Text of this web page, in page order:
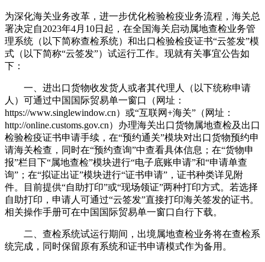
为深化海关业务改革，进一步优化检验检疫业务流程，海关总
署决定自2023年4月 10日起，在全国海关启动属地查检业务管
理系统（以下简称查检系统）和出口检验检疫证书“云签发”模
式（以下简称“云签发”）试运行工作。现就有关事宜公告如
下：
一、进出口货物收发货人或者其代理人（以下统称申请
人）可通过中国国际贸易单一窗口（网址：
https://www.singlewindow.cn）或“互联网+海关” （网址：
http://online.customs.gov.cn）办理海关出口货物属地查检及出口
检验检疫证书申请手续，在“预约通关”模块对出口货物预约申
请海关检查，同时在“预约查询”中查看具体信息；在“货物申
报”栏目下“属地查检”模块进行“电子底账申请”和“申请单查
询” ；在“拟证出证”模块进行“证书申请” ，证书种类详见附
件。目前提供“自助打印”或“现场领证”两种打印方式。若选择
自助打印，申请人可通过“云签发”直接打印海关签发的证书。
相关操作手册可在中国国际贸易单一窗口自行下载。
二、查检系统试运行期间，出境属地查检业务将在查检系
统完成，同时保留原有系统和证书申请模式作为备用。